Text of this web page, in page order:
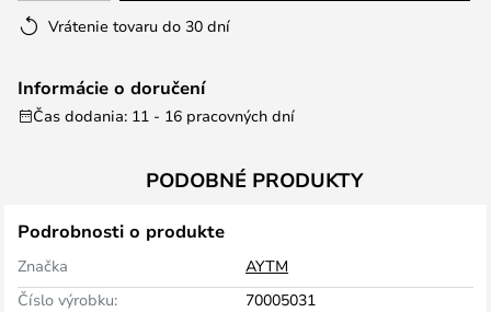
Vrátenie tovaru do 30 dní
Informácie o doručení
Čas dodania: 11 - 16 pracovných dní
PODOBNÉ PRODUKTY
Podrobnosti o produkte
Značka
AYTM
Číslo výrobku:
70005031